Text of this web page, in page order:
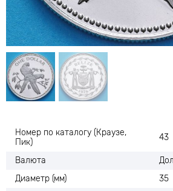
Номер по каталогу (Краузе,
Пик)
43
Валюта
Диаметр (мм)
35